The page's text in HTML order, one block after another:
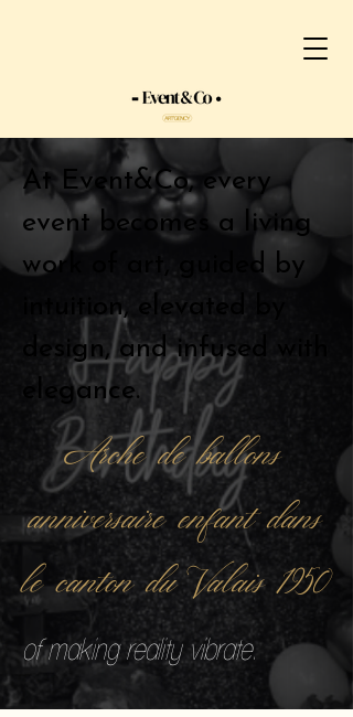
At Event&Co, every
event becomes a living
work of art, guided by
intuition, elevated by
design, and infused with
elegance.
Arche de ballons
anniversaire enfant dans
le canton du Valais 1950
of making reality vibrate.